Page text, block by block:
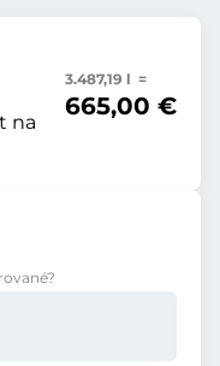
na
3.487,19 l =
665,00 €